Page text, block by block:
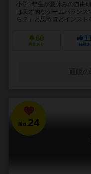
小学1年生が夏休みの自由
は天才的なゲームバランス
ら？」と思うほどインスト
60
興味あり 経験あ
No.24